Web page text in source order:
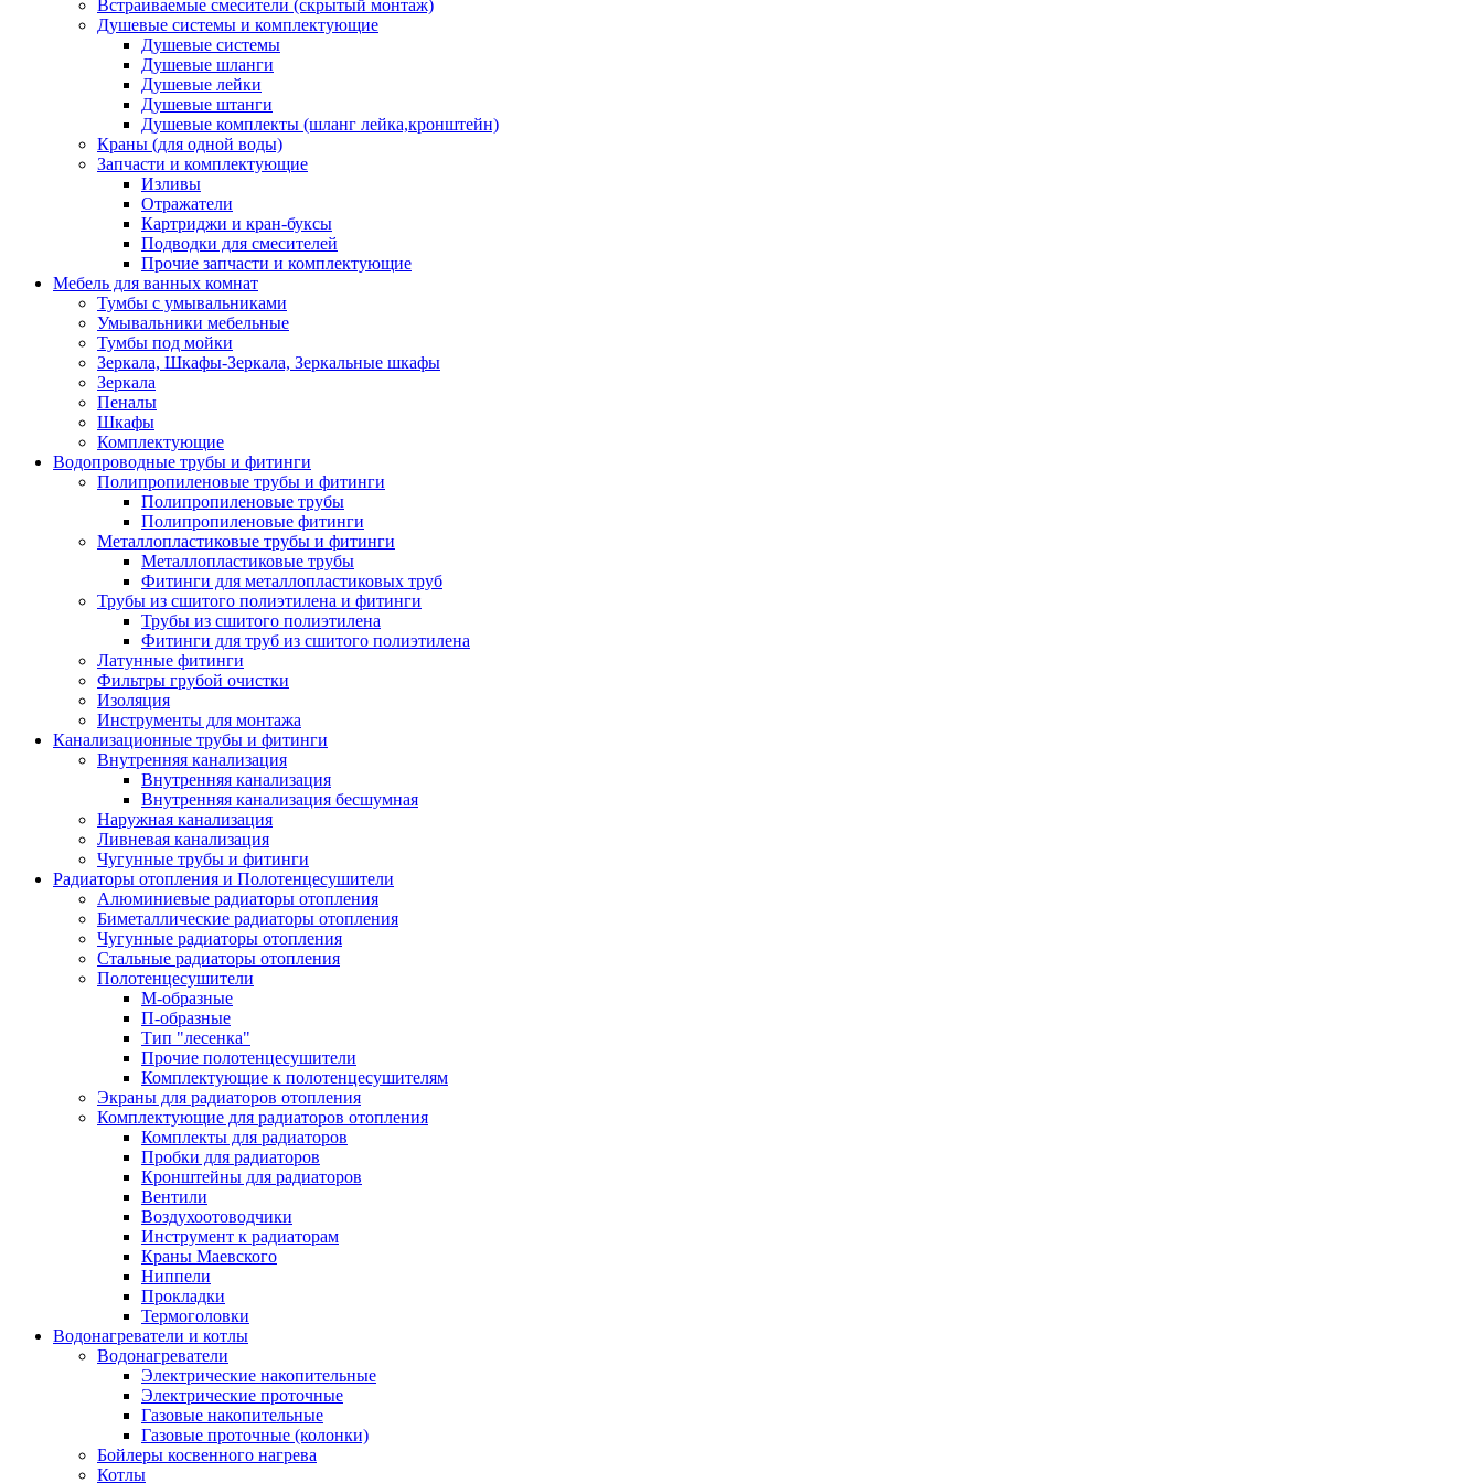
Встраиваемые смесители (скрытый монтаж)
Душевые системы и комплектующие
Душевые системы
Душевые шланги
Душевые лейки
Душевые штанги
Душевые комплекты (шланг лейка,кронштейн)
Краны (для одной воды)
Запчасти и комплектующие
Изливы
Отражатели
Картриджи и кран-буксы
Подводки для смесителей
Прочие запчасти и комплектующие
Мебель для ванных комнат
Тумбы с умывальниками
Умывальники мебельные
Тумбы под мойки
Зеркала, Шкафы-Зеркала, Зеркальные шкафы
Зеркала
Пеналы
Шкафы
Комплектующие
Водопроводные трубы и фитинги
Полипропиленовые трубы и фитинги
Полипропиленовые трубы
Полипропиленовые фитинги
Металлопластиковые трубы и фитинги
Металлопластиковые трубы
Фитинги для металлопластиковых труб
Трубы из сшитого полиэтилена и фитинги
Трубы из сшитого полиэтилена
Фитинги для труб из сшитого полиэтилена
Латунные фитинги
Фильтры грубой очистки
Изоляция
Инструменты для монтажа
Канализационные трубы и фитинги
Внутренняя канализация
Внутренняя канализация
Внутренняя канализация бесшумная
Наружная канализация
Ливневая канализация
Чугунные трубы и фитинги
Радиаторы отопления и Полотенцесушители
Алюминиевые радиаторы отопления
Биметаллические радиаторы отопления
Чугунные радиаторы отопления
Стальные радиаторы отопления
Полотенцесушители
М-образные
П-образные
Тип "лесенка"
Прочие полотенцесушители
Комплектующие к полотенцесушителям
Экраны для радиаторов отопления
Комплектующие для радиаторов отопления
Комплекты для радиаторов
Пробки для радиаторов
Кронштейны для радиаторов
Вентили
Воздухоотоводчики
Инструмент к радиаторам
Краны Маевского
Ниппели
Прокладки
Термоголовки
Водонагреватели и котлы
Водонагреватели
Электрические накопительные
Электрические проточные
Газовые накопительные
Газовые проточные (колонки)
Бойлеры косвенного нагрева
Котлы